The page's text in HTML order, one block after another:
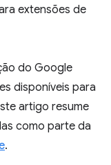
extensões de
do Google
disponíveis para
artigo resume
como parte da
.